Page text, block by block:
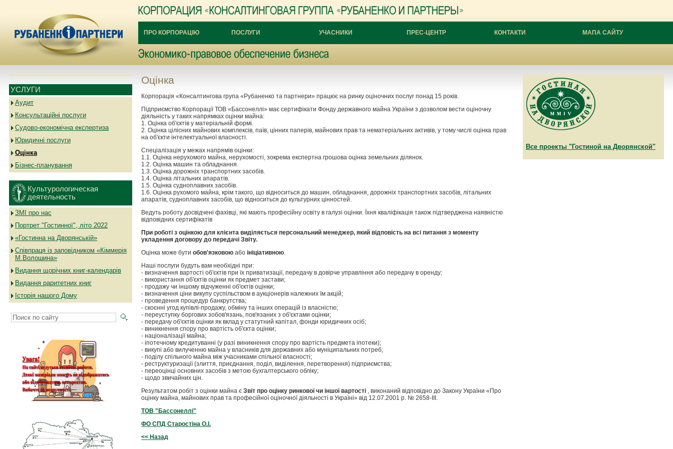
ПРО КОРПОРАЦІЮ ПОСЛУГИ УЧАСНИКИ ПРЕС-ЦЕНТР КОНТАКТИ МАПА САЙТУ
УСЛУГИ
Аудит
Консультаційні послуги
Судово-економічна експертиза
Юридичні послуги
Оцінка
Бізнес-планування
Культурологическая
деятельность
ЗМІ про нас
Портрет "Гостинної", літо 2022
«Гостинна на Дворянській»
Співпраця із заповідником «Кіммерія
М.Волошина»
Видання щорічних книг-календарів
Видання раритетних книг
Історія нашого Дому
Оцінка
Корпорація «Консалтингова група «Рубаненко та партнери» працює на ринку оціночних послуг понад 15 років.
Підприємство Корпорації ТОВ «Бассонеллі» має сертифікати Фонду державного майна України з дозволом вести оціночну
діяльність у таких напрямках оцінки майна:
1. Оцінка об'єктів у матеріальній формі.
2. Оцінка цілісних майнових комплексів, паїв, цінних паперів, майнових прав та нематеріальних активів, у тому числі оцінка прав
на об'єкти інтелектуальної власності.
Спеціалізація у межах напрямів оцінки:
1.1. Оцінка нерухомого майна, нерухомості, зокрема експертна грошова оцінка земельних ділянок.
1.2. Оцінка машин та обладнання.
1.3. Оцінка дорожніх транспортних засобів.
1.4. Оцінка літальних апаратів.
1.5. Оцінка судноплавних засобів.
1.6. Оцінка рухомого майна, крім такого, що відноситься до машин, обладнання, дорожніх транспортних засобів, літальних
апаратів, судноплавних засобів, що відноситься до культурних цінностей.
Ведуть роботу досвідчені фахівці, які мають професійну освіту в галузі оцінки. Їхня кваліфікація також підтверджена наявністю
відповідних сертифікатів
При роботі з оцінкою для клієнта виділяється персональний менеджер, який відповість на всі питання з моменту
укладення договору до передачі Звіту.
Оцінка може бути обов'язковою або ініціативною.
Наші послуги будуть вам необхідні при:
- визначення вартості об'єктів при їх приватизації, передачу в довірче управління або передачу в оренду;
- використання об'єктів оцінки як предмет застави;
- продажу чи іншому відчуженні об'єктів оцінки;
- визначення ціни викупу суспільством в аукціонерів належних їм акцій;
- проведення процедур банкрутства;
- скоєнні угод купівлі-продажу, обміну та інших операцій із власністю;
- переуступку боргових зобов'язань, пов'язаних з об'єктами оцінки;
- передачу об'єктів оцінки як вклад у статутний капітал, фонди юридичних осіб;
- виникнення спору про вартість об'єкта оцінки;
- націоналізації майна;
- іпотечному кредитуванні (у разі виникнення спору про вартість предмета іпотеки);
- викупі або вилученню майна у власників для державних або муніципальних потреб;
- поділу спільного майна між учасниками спільної власності;
- реструктуризації (злиття, приєднання, поділ, виділення, перетворення) підприємства;
- переоцінці основних засобів з метою бухгалтерського обліку;
- щодо звичайних цін.
Результатом робіт з оцінки майна є Звіт про оцінку ринкової чи іншої вартості , виконаний відповідно до Закону України «Про
оцінку майна, майнових прав та професійної оціночної діяльності в Україні» від 12.07.2001 р. № 2658-III.
ТОВ "Бассонеллі"
ФО СПД Старостіна О.І.
<< Назад
Все проекты "Гостиной на Дворянской"